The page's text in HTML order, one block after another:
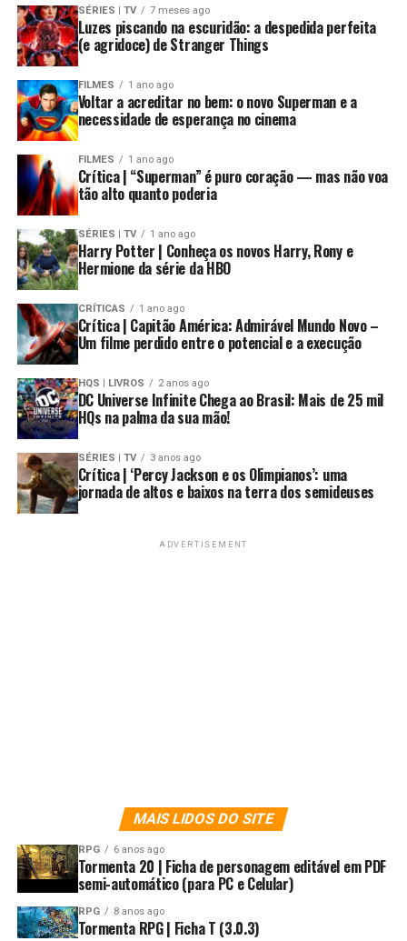
SÉRIES | TV 7 meses ago
Luzes piscando na escuridão: a despedida perfeita
(e agridoce) de Stranger Things
FILMES 1 ano ago
Voltar a acreditar no bem: o novo Superman e a
necessidade de esperança no cinema
FILMES 1 ano ago
Crítica | “Superman” é puro coração — mas não voa
tão alto quanto poderia
SÉRIES | TV 1 ano ago
Harry Potter | Conheça os novos Harry, Rony e
Hermione da série da HBO
CRÍTICAS 1 ano ago
Crítica | Capitão América: Admirável Mundo Novo –
Um filme perdido entre o potencial e a execução
HQS | LIVROS 2 anos ago
DC Universe Infinite Chega ao Brasil: Mais de 25 mil
HQs na palma da sua mão!
SÉRIES | TV 3 anos ago
Crítica | ‘Percy Jackson e os Olimpianos’: uma
jornada de altos e baixos na terra dos semideuses
ADVERTISEMENT
MAIS LIDOS DO SITE
RPG 6 anos ago
Tormenta 20 | Ficha de personagem editável em PDF
semi-automático (para PC e Celular)
RPG 8 anos ago
Tormenta RPG | Ficha T (3.0.3)